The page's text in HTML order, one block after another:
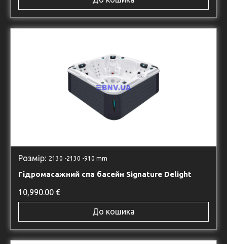
Розмір: 2130 -2130 -910 mm
Гідромасажний спа басейн Signature Delight
10,990.00 €
До кошика